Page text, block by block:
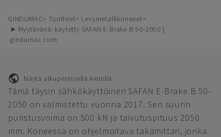
GINDUMAC Tuotteet
Levymetallikoneeet
➤ Myytävänä: käytetty SAFAN E-Brake B 50-2050 |
gindumac.com
Näytä alkuperäisellä kielellä
Tämä täysin sähkökäyttöinen SAFAN E-Brake B 50-
2050 on valmistettu vuonna 2017. Sen suurin
puristusvoima on 500 kN ja taivutuspituus 2050
mm. Koneessa on ohjelmoitava takamittari, jonka